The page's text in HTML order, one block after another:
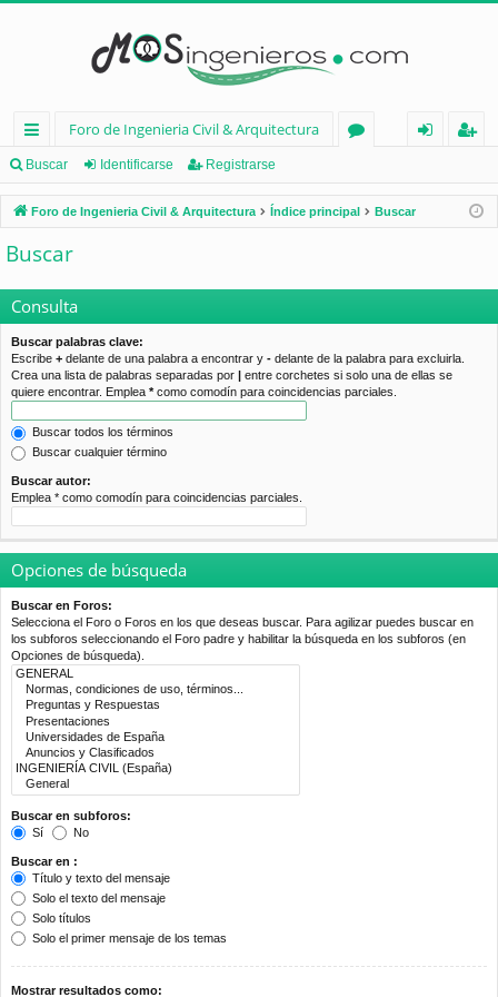
nl
ac
es
rá
pi
d
os
Foro de Ingenieria Civil & Arquitectura
os
nt
ifi
ist
ra
Buscar Identificarse Registrarse
Foro de Ingenieria Civil & Arquitectura Índice principal Buscar
Buscar
Consulta
Buscar palabras clave:
Escribe + delante de una palabra a encontrar y - delante de la palabra para excluirla.
Crea una lista de palabras separadas por | entre corchetes si solo una de ellas se
quiere encontrar. Emplea *como comodín para coincidencias parciales.
Buscar todos los términos
Buscar cualquier término
Buscar autor:
Emplea * como comodín para coincidencias parciales.
Opciones de búsqueda
Buscar en Foros:
Selecciona el Foro o Foros en los que deseas buscar. Para agilizar puedes buscar en
los subforos seleccionando el Foro padre y habilitar la búsqueda en los subforos (en
Opciones de búsqueda).
Buscar en subforos:
Sí
No
Buscar en :
Título y texto del mensaje
Solo el texto del mensaje
Solo títulos
Solo el primer mensaje de los temas
Mostrar resultados como: